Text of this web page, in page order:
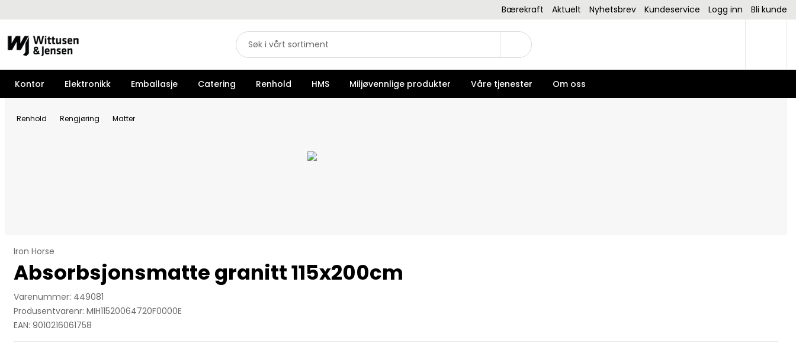
Bærekraft Aktuelt Nyhetsbrev Kundeservice Logg inn Bli kunde
Kontor Elektronikk Emballasje Catering Renhold HMS Miljøvennlige produkter Våre tjenester Om oss
Renhold Rengjøring Matter
Iron Horse
Absorbsjonsmatte granitt 115x200cm
Varenummer: 449081
Produsentvarenr: MIH11520064720F0000E
EAN: 9010216061758